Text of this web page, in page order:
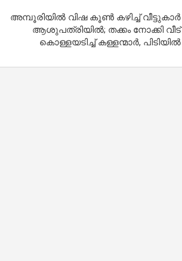
അമ്പൂരിയില്‍ വിഷ കൂണ്‍ കഴിച്ച് വീട്ടുകാർ
ആശുപത്രിയിൽ; തക്കം നോക്കി വീട്
കൊള്ളയടിച്ച് കള്ളന്മാർ, പിടിയില്‍